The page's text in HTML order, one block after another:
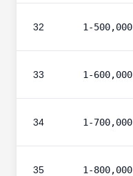
32 1-500,000
33 1-600,000
34 1-700,000
35 1-800,000